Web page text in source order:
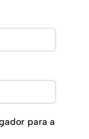
para a